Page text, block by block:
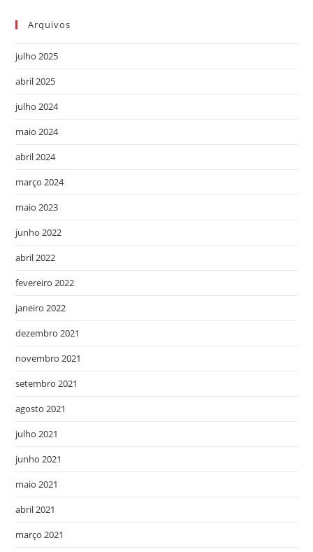
Arquivos
julho 2025
abril 2025
julho 2024
maio 2024
abril 2024
março 2024
maio 2023
junho 2022
abril 2022
fevereiro 2022
janeiro 2022
dezembro 2021
novembro 2021
setembro 2021
agosto 2021
julho 2021
junho 2021
maio 2021
abril 2021
março 2021